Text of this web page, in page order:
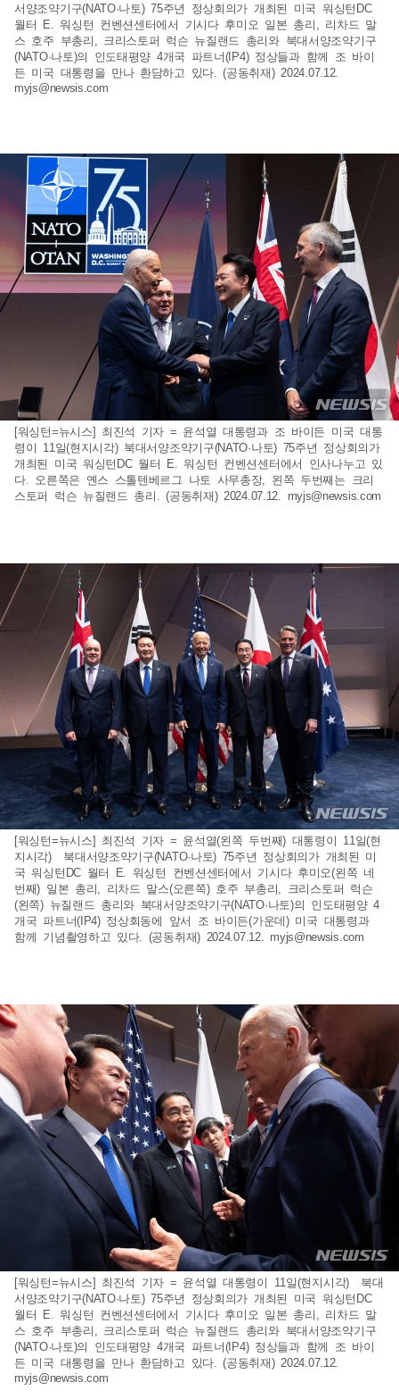
서양조약기구(NATO·나토) 75주년 정상회의가 개최된 미국 워싱턴DC
월터 E. 워싱턴 컨벤션센터에서 기시다 후미오 일본 총리, 리차드 말
스 호주 부총리, 크리스토퍼 럭슨 뉴질랜드 총리와 북대서양조약기구
(NATO·나토)의 인도태평양 4개국 파트너(IP4) 정상들과 함께 조 바이
든 미국 대통령을 만나 환담하고 있다. (공동취재) 2024.07.12.
myjs@newsis.com
[워싱턴=뉴시스] 최진석 기자 = 윤석열 대통령과 조 바이든 미국 대통
령이 11일(현지시각) 북대서양조약기구(NATO·나토) 75주년 정상회의가
개최된 미국 워싱턴DC 월터 E. 워싱턴 컨벤션센터에서 인사나누고 있
다. 오른쪽은 옌스 스톨텐베르그 나토 사무총장, 왼쪽 두번째는 크리
스토퍼 럭슨 뉴질랜드 총리. (공동취재) 2024.07.12. myjs@newsis.com
[워싱턴=뉴시스] 최진석 기자 = 윤석열(왼쪽 두번째) 대통령이 11일(현
지시각) 북대서양조약기구(NATO·나토) 75주년 정상회의가 개최된 미
국 워싱턴DC 월터 E. 워싱턴 컨벤션센터에서 기시다 후미오(왼쪽 네
번째) 일본 총리, 리차드 말스(오른쪽) 호주 부총리, 크리스토퍼 럭슨
(왼쪽) 뉴질랜드 총리와 북대서양조약기구(NATO·나토)의 인도태평양 4
개국 파트너(IP4) 정상회동에 앞서 조 바이든(가운데) 미국 대통령과
함께 기념촬영하고 있다. (공동취재) 2024.07.12. myjs@newsis.com
[워싱턴=뉴시스] 최진석 기자 = 윤석열 대통령이 11일(현지시각) 북대
서양조약기구(NATO·나토) 75주년 정상회의가 개최된 미국 워싱턴DC
월터 E. 워싱턴 컨벤션센터에서 기시다 후미오 일본 총리, 리차드 말
스 호주 부총리, 크리스토퍼 럭슨 뉴질랜드 총리와 북대서양조약기구
(NATO·나토)의 인도태평양 4개국 파트너(IP4) 정상들과 함께 조 바이
든 미국 대통령을 만나 환담하고 있다. (공동취재) 2024.07.12.
myjs@newsis.com